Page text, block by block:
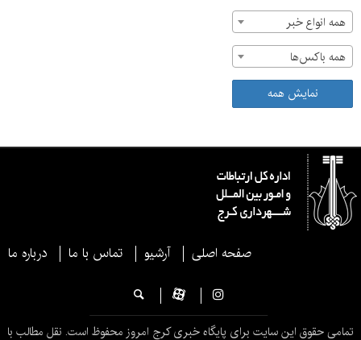
همه انواع خبر
همه باکس‌ها
نمایش همه
صفحه اصلی آرشیو تماس با ما درباره ما
تمامی حقوق این سایت برای پایگاه خبری کرج امروز محفوظ است. نقل مطالب با